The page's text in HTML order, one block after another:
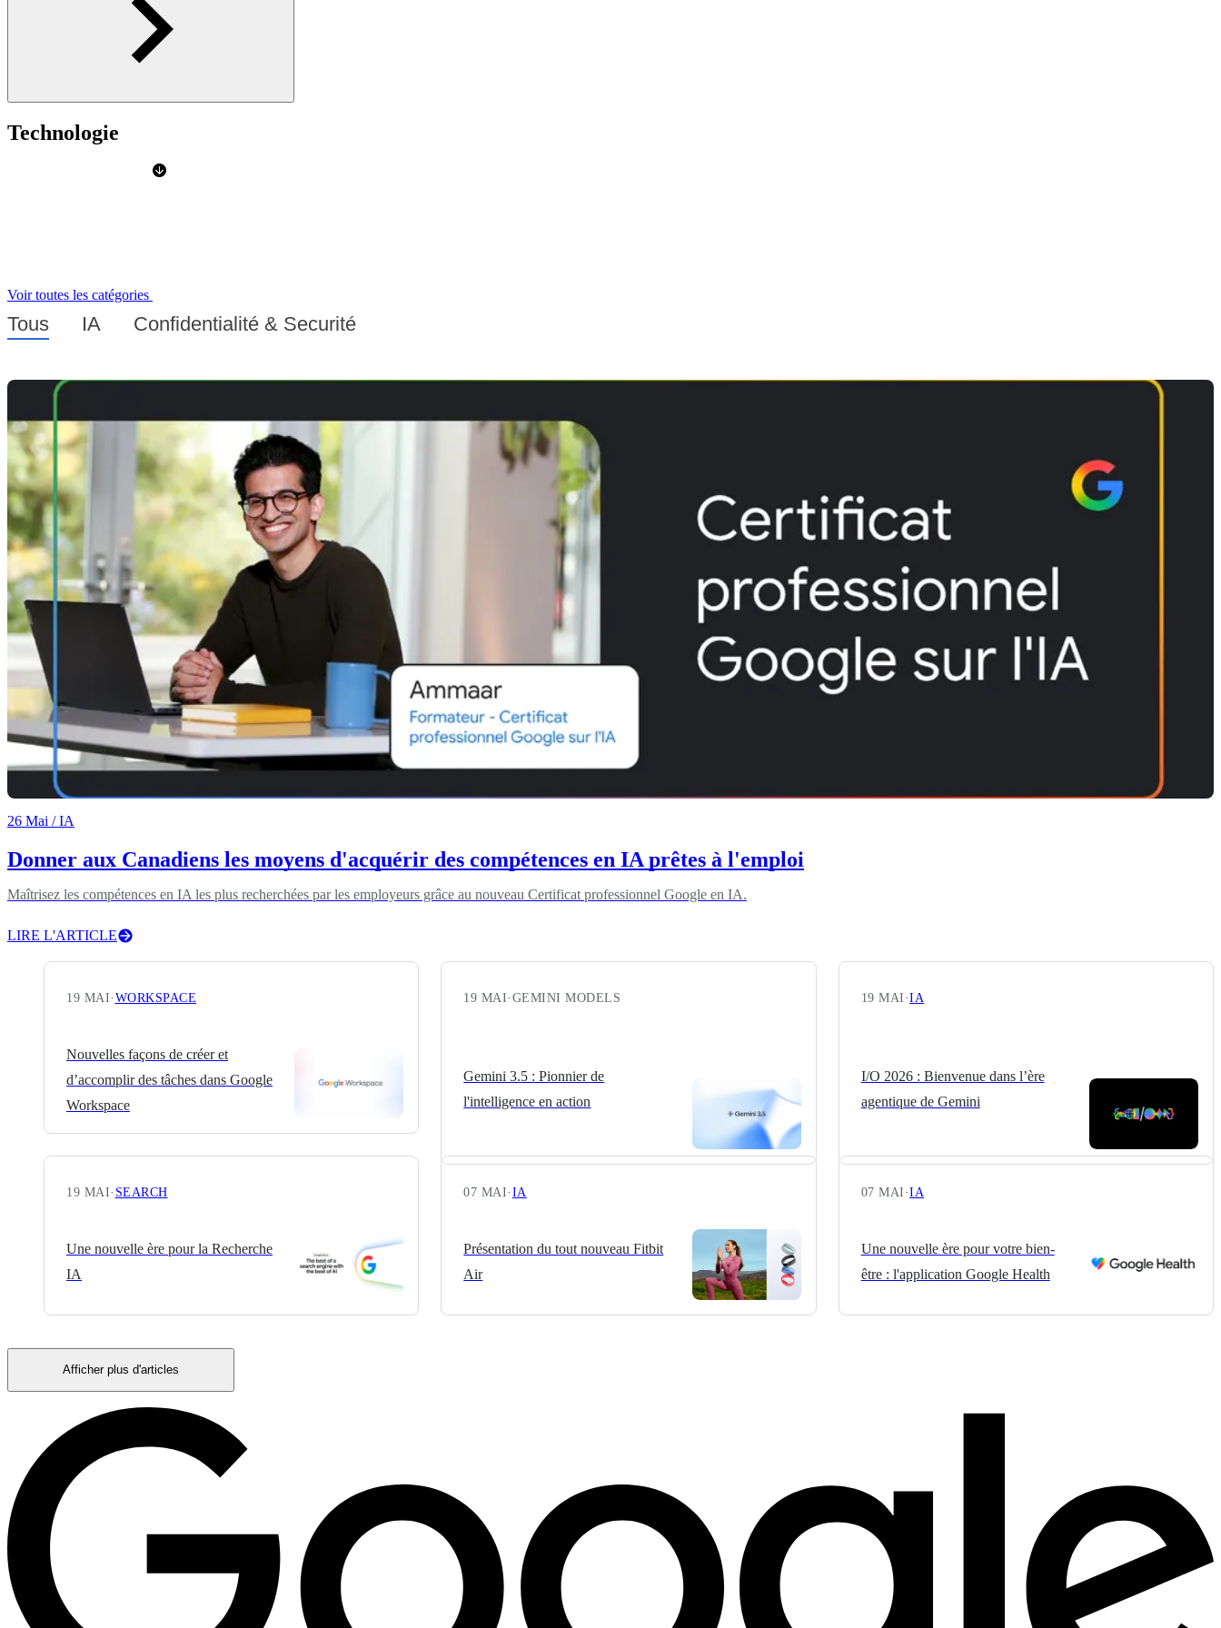
Technologie
Voir toutes les catégories
Tous IA Confidentialité & Securité
26 Mai / IA
Donner aux Canadiens les moyens d'acquérir des compétences en IA prêtes à l'emploi
Maîtrisez les compétences en IA les plus recherchées par les employeurs grâce au nouveau Certificat professionnel Google en IA.
LIRE L'ARTICLE
19 MAI· WORKSPACE
Nouvelles façons de créer et
d’accomplir des tâches dans Google
Workspace
19 MAI· GEMINI MODELS
Gemini 3.5 : Pionnier de
l'intelligence en action
19 MAI ·IA
I/O 2026 : Bienvenue dans l’ère
agentique de Gemini
19 MAI· SEARCH
Une nouvelle ère pour la Recherche
IA
07 MAI· IA
Présentation du tout nouveau Fitbit
Air
07 MAI ·IA
Une nouvelle ère pour votre bien-
être : l'application Google Health
Afficher plus d'articles